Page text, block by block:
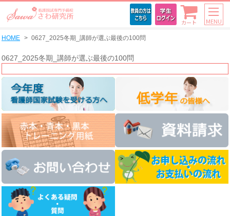
カート MENU
HOME 0627_2025冬期_講師が選ぶ最後の100問
0627_2025冬期_講師が選ぶ最後の100問